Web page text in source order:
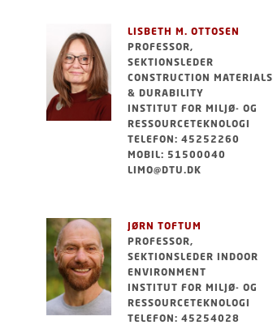
LISBETH M. OTTOSEN
PROFESSOR,
SEKTIONSLEDER
CONSTRUCTION MATERIALS
& DURABILITY
INSTITUT FOR MILJØ- OG
RESSOURCETEKNOLOGI
TELEFON: 45252260
MOBIL: 51500040
LIMO@DTU.DK
JØRN TOFTUM
PROFESSOR,
SEKTIONSLEDER INDOOR
ENVIRONMENT
INSTITUT FOR MILJØ- OG
RESSOURCETEKNOLOGI
TELEFON: 45254028